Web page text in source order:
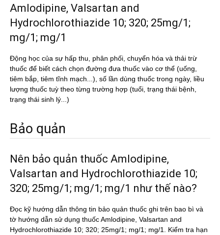
Amlodipine, Valsartan and
Hydrochlorothiazide 10; 320; 25mg/1;
mg/1; mg/1
Động học của sự hấp thu, phân phối, chuyển hóa và thải trừ
thuốc để biết cách chọn đường đưa thuốc vào cơ thể (uống,
tiêm bắp, tiêm tĩnh mạch...), số lần dùng thuốc trong ngày, liều
lượng thuốc tuỳ theo từng trường hợp (tuổi, trạng thái bệnh,
trạng thái sinh lý...)
Bảo quản
Nên bảo quản thuốc Amlodipine,
Valsartan and Hydrochlorothiazide 10;
320; 25mg/1; mg/1; mg/1 như thế nào?
Đọc kỹ hướng dẫn thông tin bảo quản thuốc ghi trên bao bì và
tờ hướng dẫn sử dụng thuốc Amlodipine, Valsartan and
Hydrochlorothiazide 10; 320; 25mg/1; mg/1; mg/1. Kiểm tra hạn